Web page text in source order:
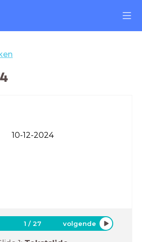
10-12-2024
1 /27 volgende